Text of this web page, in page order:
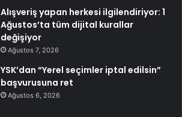
Alışveriş yapan herkesi ilgilendiriyor: 1
Ağustos’ta tüm dijital kurallar
değişiyor
Ağustos 7, 2026
YSK’dan “Yerel seçimler iptal edilsin”
başvurusuna ret
Ağustos 6, 2026